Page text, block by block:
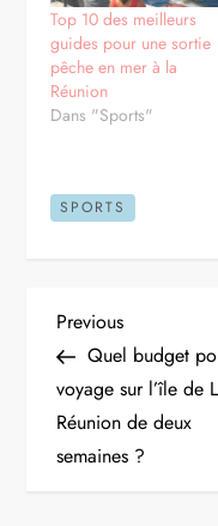
Top 10 des meilleurs
guides pour une sortie
pêche en mer à la
Réunion
Dans "Sports"
SPORTS
N
a
v
Previous
Post
Previous
Quel budget
voyage sur l’île de
Réunion de deux
semaines ?